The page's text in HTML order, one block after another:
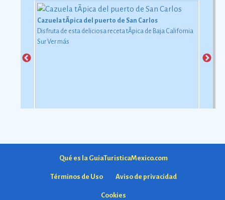
Cazuela tÃ­pica del puerto de San Carlos
Disfruta de esta deliciosa receta tÃ­pica de Baja California
SurVer más
Qué es la GuiaTuristicaMexico.com
Términos de Uso Aviso de privacidad
Cookies